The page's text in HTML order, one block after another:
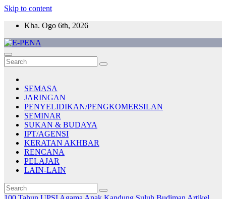
Skip to content
Kha. Ogo 6th, 2026
E-PENA
Berita Digital Terkini
SEMASA
JARINGAN
PENYELIDIKAN/PENGKOMERSILAN
SEMINAR
SUKAN & BUDAYA
IPT/AGENSI
KERATAN AKHBAR
RENCANA
PELAJAR
LAIN-LAIN